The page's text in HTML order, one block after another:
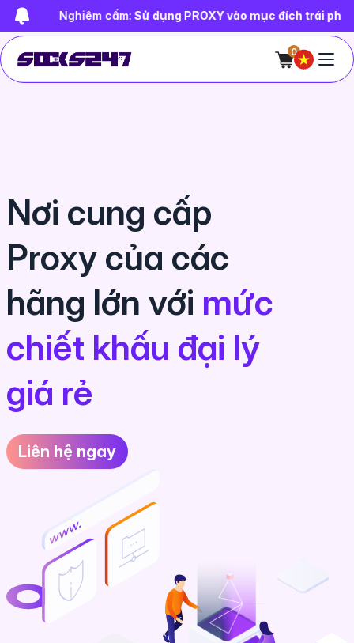
Nghiêm cấm:Sử dụng PROXY vào mục đích trái pháp luật,
0
Nơi cung cấp
Proxy của các
hãng lớn với mức
chiết khấu đại lý
giá rẻ
Liên hệ ngay